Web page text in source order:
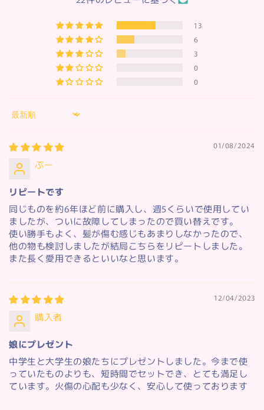
13
6
3
0
0
Sort by
01/08/2024
ぷー
リピートです
同じものを約6年ほど前に購入し、週5くらいで使用してい
ましたが、ついに故障してしまったので買い替えです。
使い勝手もよく、髪が傷む感じもあまりしなかったので、
他の物も検討しましたが結局こちらをリピートしました。
また長く愛用できるといいなと思います。
12/04/2023
購入者
娘にプレゼント
中学生と大学生の娘たちにプレゼントしました。今まで使
っていたものよりも、短時間でセットでき、とても満足し
ています。火傷の心配も少なく、安心して使っております